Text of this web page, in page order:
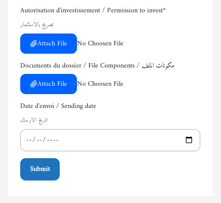
Autorisation d'investissement / Permission to invest*
تصريح بالاستثمار
Attach File
No Choosen File
Documents du dossier / File Components / مكونات الملف
Attach File
No Choosen File
Date d'envoi / Sending date
تاريخ الارسال
Submit